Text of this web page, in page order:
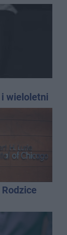
wieloletni